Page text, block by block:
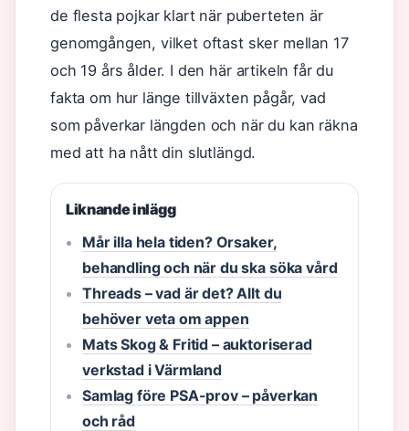
de flesta pojkar klart när puberteten är
genomgången, vilket oftast sker mellan 17
och 19 års ålder. I den här artikeln får du
fakta om hur länge tillväxten pågår, vad
som påverkar längden och när du kan räkna
med att ha nått din slutlängd.
Liknande inlägg
Mår illa hela tiden? Orsaker,
behandling och när du ska söka vård
Threads – vad är det? Allt du
behöver veta om appen
Mats Skog & Fritid – auktoriserad
verkstad i Värmland
Samlag före PSA-prov – påverkan
och råd